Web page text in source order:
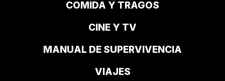
COMIDA Y TRAGOS
CINE Y TV
MANUAL DE SUPERVIVENCIA
VIAJES